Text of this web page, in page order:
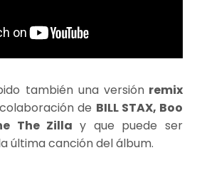
también una versiónremix
de BILL STAX, Boo
The Zilla y que puede ser
última canción del álbum.